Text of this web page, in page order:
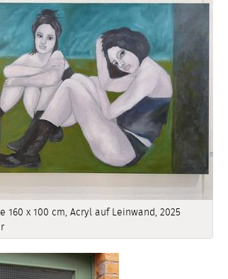
160 x 100 cm, Acryl auf Leinwand, 2025